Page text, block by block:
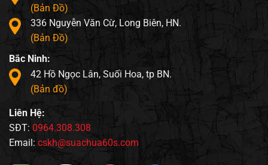
(Bản Đồ)
336 Nguyễn Văn Cừ, Long Biên, HN.
(Bản Đồ)
Bắc Ninh:
42 Hồ Ngọc Lân, Suối Hoa, tp BN.
(Bản đồ)
Liên Hệ:
SĐT: 0964.308.308
Email: cskh@suachua60s.com